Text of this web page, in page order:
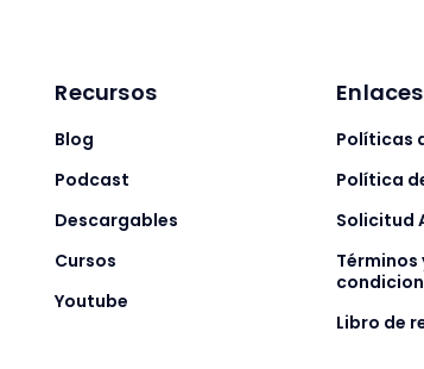
Recursos
Blog
Podcast
Descargables
Cursos
Youtube
Políticas
Política
Solicitud
Términos
Libro de